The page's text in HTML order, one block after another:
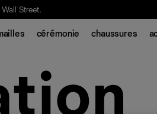
Street.
cérémonie chaussures